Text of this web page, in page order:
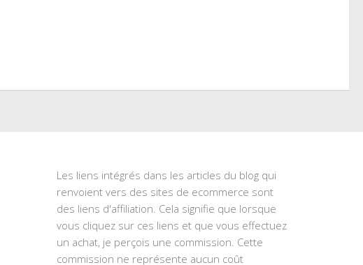
Les liens intégrés dans les articles du blog qui
renvoient vers des sites de ecommerce sont
des liens d'affiliation. Cela signifie que lorsque
vous cliquez sur ces liens et que vous effectuez
un achat, je perçois une commission. Cette
commission ne représente aucun coût